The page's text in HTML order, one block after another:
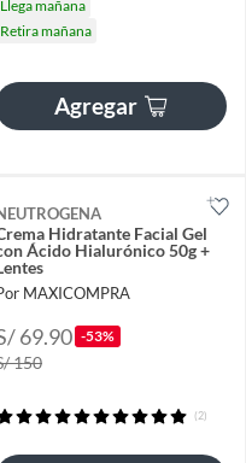
Llega mañana
Retira mañana
Agregar
Hidratante Facial Gel
Ácido Hialurónico 50g +
MAXICOMPRA
69.90 -53%
150
(2)